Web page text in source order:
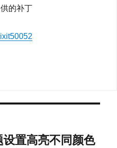
的补丁
置高亮不同颜色